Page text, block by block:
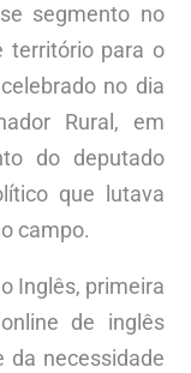
segmento no
território para o
no dia
Rural, em
do deputado
que lutava
campo.
Inglês, primeira
de inglês
da necessidade